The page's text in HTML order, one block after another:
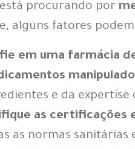
procurando por
alguns fatores
em uma farmácia
e da expertise
as certificações
as normas sanitárias